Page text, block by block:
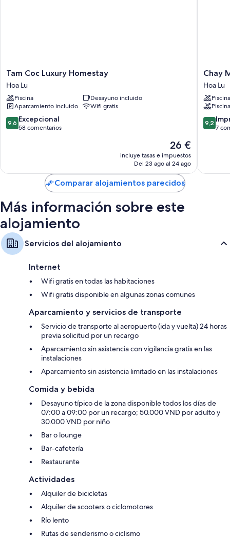
Además, otros de los servicios que encontrarás incluyen los siguientes:
Calefacción y ventiladores portátiles
Duchas con hidromasaje, artículos de higiene personal de diseño y
bidés
Tam
Coc
Luxury
Homestay
Hoa
Lu
Tam Coc Luxury Homestay
Hoa Lu
Piscina
Desayuno incluido
Aparcamiento incluido
Wifi gratis
9.6
sobre
9,6 Excepcional
58 comentarios
El
precio
actual
de
26 €
26 €
incluye tasas e impuestos
Del 23 ago al 24 ago
Chay
Retreat
Ninh
Binh
Hoa
Lu
Chay
Hoa Lu
Piscina
9.2
sobre
9,2
7
Comparar alojamientos parecidos
Más información sobre este
alojamiento
Servicios del alojamiento
Internet
Wifi gratis en todas las habitaciones
Wifi gratis disponible en algunas zonas comunes
Aparcamiento y servicios de transporte
Servicio de transporte al aeropuerto (ida y vuelta) 24 horas
previa solicitud por un recargo
Aparcamiento sin asistencia con vigilancia gratis en las
instalaciones
Aparcamiento sin asistencia limitado en las instalaciones
Comida y bebida
Desayuno típico de la zona disponible todos los días de
07:00 a 09:00 por un recargo; 50.000 VND por adulto y
30.000 VND por niño
Bar o lounge
Bar-cafetería
Restaurante
Actividades
Alquiler de bicicletas
Alquiler de scooters o ciclomotores
Río lento
Rutas de senderismo o ciclismo